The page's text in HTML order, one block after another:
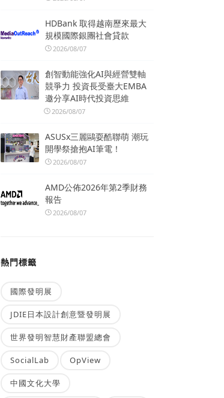
HDBank 取得越南歷來最大
規模國際銀團社會貸款
2026/08/07
創智動能強化AI與經營雙軸
競爭力 投資長受臺大EMBA
邀分享AI時代投資思維
2026/08/07
ASUSx三麗鷗耍酷聯萌 潮玩
開學祭搶抱AI筆電！
2026/08/07
AMD公佈2026年第2季財務
報告
2026/08/07
熱門標籤
國際發明展
JDIE日本設計創意暨發明展
世界發明智慧財產聯盟總會
SocialLab OpView
中國文化大學